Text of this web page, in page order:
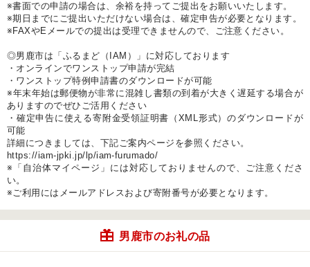
※書面での申請の場合は、余裕を持ってご提出をお願いいたします。
※期日までにご提出いただけない場合は、確定申告が必要となります。
※FAXやEメールでの提出は受理できませんので、ご注意ください。
◎男鹿市は「ふるまど（IAM）」に対応しております
・オンラインでワンストップ申請が完結
・ワンストップ特例申請書のダウンロードが可能
※年末年始は郵便物が非常に混雑し書類の到着が大きく遅延する場合が
ありますのでぜひご活用ください
・確定申告に使える寄附金受領証明書（XML形式）のダウンロードが
可能
詳細につきましては、下記ご案内ページを参照ください。
https://iam-jpki.jp/lp/iam-furumado/
※「自治体マイページ」には対応しておりませんので、ご注意くださ
い。
※ご利用にはメールアドレスおよび寄附番号が必要となります。
男鹿市のお礼の品